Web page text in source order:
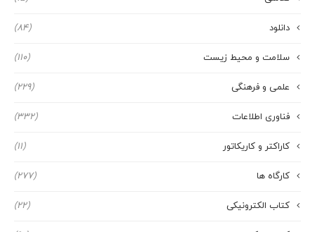
دانلود (84)
سلامت و محیط زیست (110)
علمی و فرهنگی (229)
فناوری اطلاعات (332)
کاراکتر و کاریکاتور (11)
کارگاه ها (277)
کتاب الکترونیکی (22)